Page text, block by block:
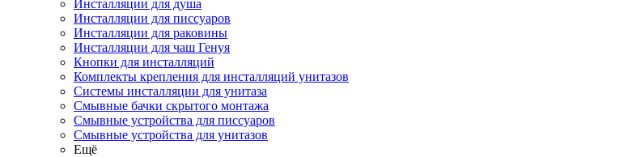
Инсталляции для душа
Инсталляции для писсуаров
Инсталляции для раковины
Инсталляции для чаш Генуя
Кнопки для инсталляций
Комплекты крепления для инсталляций унитазов
Системы инсталляции для унитаза
Смывные бачки скрытого монтажа
Смывные устройства для писсуаров
Смывные устройства для унитазов
Ещё